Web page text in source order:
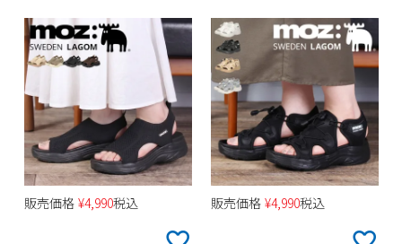
販売価格 ¥4,990税込 販売価格 ¥4,990税込